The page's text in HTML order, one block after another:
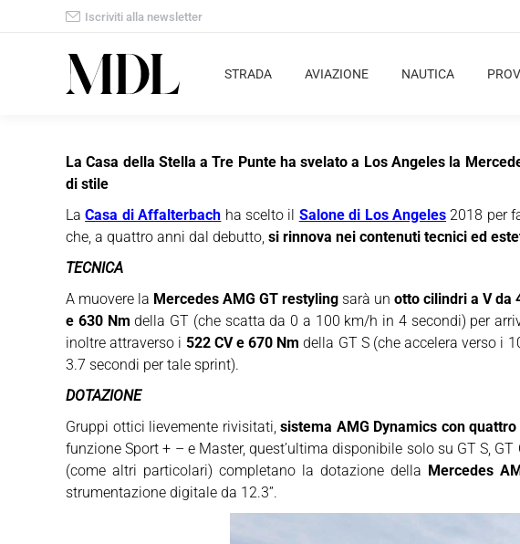
Iscriviti alla newsletter
STRADA AVIAZIONE NAUTICA
La Casa della Stella a Tre Punte ha svelato a Los Angeles la
di stile
LaCasa di Affalterbach ha scelto il Salone di Los Angeles 2018 per
che, a quattro anni dal debutto, si rinnova nei contenuti tecnici ed
TECNICA
A muovere la Mercedes AMG GT restyling sarà un otto cilindri a V da
e 630 Nm della GT (che scatta da 0 a 100 km/h in 4 secondi) per
inoltre attraverso i 522 CV e 670 Nm della GT S (che accelera verso i
3.7 secondi per tale sprint).
DOTAZIONE
Gruppi ottici lievemente rivisitati,sistema AMG Dynamics con
funzione Sport + – e Master, quest’ultima disponibile solo su GT S,
(come altri particolari) completano la dotazione della Mercedes
strumentazione digitale da 12.3”.